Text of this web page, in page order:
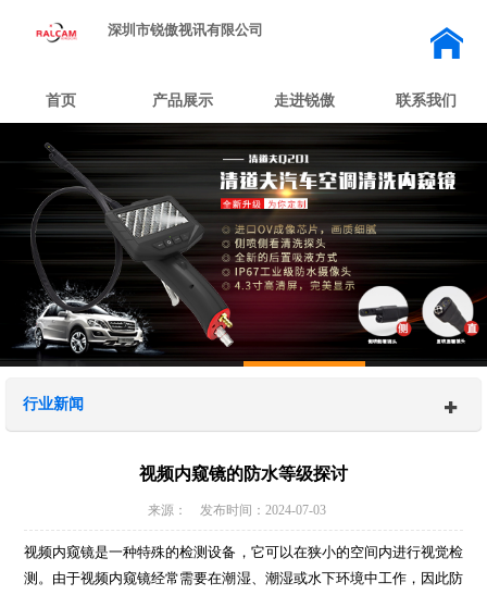
深圳市锐傲视讯有限公司
首页 产品展示 走进锐傲 联系我们
行业新闻
视频内窥镜的防水等级探讨
来源： 发布时间：2024-07-03
视频内窥镜是一种特殊的检测设备，它可以在狭小的空间内进行视觉检
测。由于视频内窥镜经常需要在潮湿、潮湿或水下环境中工作，因此防